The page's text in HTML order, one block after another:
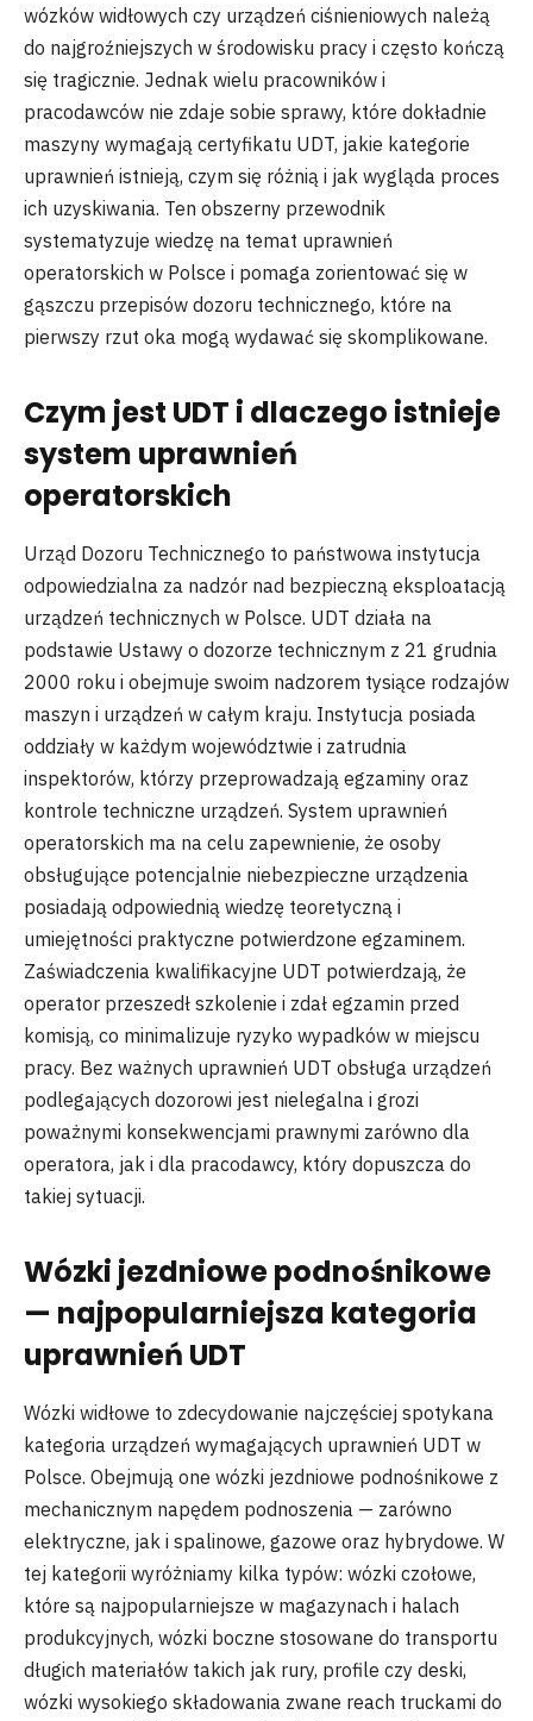
wózków widłowych czy urządzeń ciśnieniowych należą
do najgroźniejszych w środowisku pracy i często kończą
się tragicznie. Jednak wielu pracowników i
pracodawców nie zdaje sobie sprawy, które dokładnie
maszyny wymagają certyfikatu UDT, jakie kategorie
uprawnień istnieją, czym się różnią i jak wygląda proces
ich uzyskiwania. Ten obszerny przewodnik
systematyzuje wiedzę na temat uprawnień
operatorskich w Polsce i pomaga zorientować się w
gąszczu przepisów dozoru technicznego, które na
pierwszy rzut oka mogą wydawać się skomplikowane.
Czym jest UDT i dlaczego istnieje
system uprawnień
operatorskich
Urząd Dozoru Technicznego to państwowa instytucja
odpowiedzialna za nadzór nad bezpieczną eksploatacją
urządzeń technicznych w Polsce. UDT działa na
podstawie Ustawy o dozorze technicznym z 21 grudnia
2000 roku i obejmuje swoim nadzorem tysiące rodzajów
maszyn i urządzeń w całym kraju. Instytucja posiada
oddziały w każdym województwie i zatrudnia
inspektorów, którzy przeprowadzają egzaminy oraz
kontrole techniczne urządzeń. System uprawnień
operatorskich ma na celu zapewnienie, że osoby
obsługujące potencjalnie niebezpieczne urządzenia
posiadają odpowiednią wiedzę teoretyczną i
umiejętności praktyczne potwierdzone egzaminem.
Zaświadczenia kwalifikacyjne UDT potwierdzają, że
operator przeszedł szkolenie i zdał egzamin przed
komisją, co minimalizuje ryzyko wypadków w miejscu
pracy. Bez ważnych uprawnień UDT obsługa urządzeń
podlegających dozorowi jest nielegalna i grozi
poważnymi konsekwencjami prawnymi zarówno dla
operatora, jak i dla pracodawcy, który dopuszcza do
takiej sytuacji.
Wózki jezdniowe podnośnikowe
— najpopularniejsza kategoria
uprawnień UDT
Wózki widłowe to zdecydowanie najczęściej spotykana
kategoria urządzeń wymagających uprawnień UDT w
Polsce. Obejmują one wózki jezdniowe podnośnikowe z
mechanicznym napędem podnoszenia — zarówno
elektryczne, jak i spalinowe, gazowe oraz hybrydowe. W
tej kategorii wyróżniamy kilka typów: wózki czołowe,
które są najpopularniejsze w magazynach i halach
produkcyjnych, wózki boczne stosowane do transportu
długich materiałów takich jak rury, profile czy deski,
wózki wysokiego składowania zwane reach truckami do